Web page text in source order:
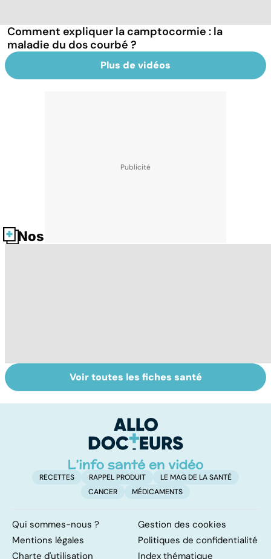
Comment expliquer la camptocormie : la
maladie du dos courbé ?
Plus de vidéos
Nos fiches santé
osseuse : des
La sciatique : un
symptôme
Voir toutes les fiches santé
RECETTES RAPPEL PRODUIT
LE MAG DE LA SANTÉ
CANCER
MÉDICAMENTS
Qui sommes-nous ?
Gestion des cookies
Mentions légales
Politiques de confidentialité
Charte d'utilisation
Index thématique